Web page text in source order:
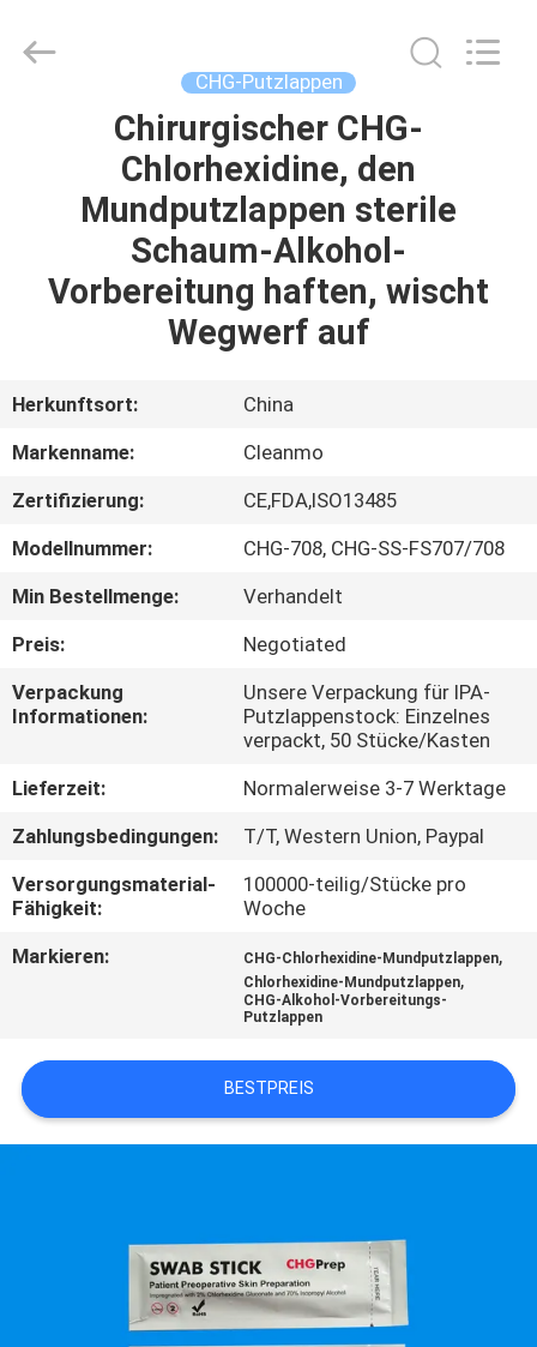
PRODUKTE
ÜBER
FABRIK-
AUSFLUG
QUALITÄTSKONTROLLE
TRETEN
SIE
MIT
UNS
VERBINDUNG
NACHRICHTEN
FORDERN
ZITAT
SITEMAP
CHG-Putzlappen
Chirurgischer CHG-
Chlorhexidine, den
Mundputzlappen sterile
Schaum-Alkohol-
Vorbereitung haften, wischt
Wegwerf auf
Herkunftsort:
China
Markenname:
Cleanmo
Zertifizierung:
CE,FDA,ISO13485
Modellnummer:
CHG-708, CHG-SS-FS707/708
Min Bestellmenge:
Verhandelt
Preis:
Negotiated
Verpackung
Informationen:
Unsere Verpackung für IPA-
Putzlappenstock: Einzelnes
verpackt, 50 Stücke/Kasten
Lieferzeit:
Normalerweise 3-7 Werktage
Zahlungsbedingungen:
T/T, Western Union, Paypal
Versorgungsmaterial-
Fähigkeit:
100000-teilig/Stücke pro
Woche
Markieren:
CHG-Chlorhexidine-Mundputzlappen,
Chlorhexidine-Mundputzlappen,
CHG-Alkohol-Vorbereitungs-
Putzlappen
BESTPREIS